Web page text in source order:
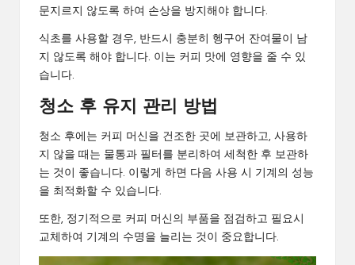
문지르지 않도록 하여 손상을 방지해야 합니다.
식초를 사용할 경우, 반드시 충분히 헹구어 잔여물이 남
지 않도록 해야 합니다. 이는 커피 맛에 영향을 줄 수 있
습니다.
청소 후 유지 관리 방법
청소 후에는 커피 머신을 건조한 곳에 보관하고, 사용하
지 않을 때는 물통과 필터를 분리하여 세척한 후 보관하
는 것이 좋습니다. 이렇게 하면 다음 사용 시 기계의 성능
을 최적화할 수 있습니다.
또한, 정기적으로 커피 머신의 부품을 점검하고 필요시
교체하여 기계의 수명을 늘리는 것이 중요합니다.